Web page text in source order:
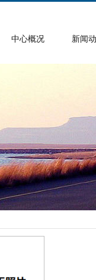
中心概况 新闻